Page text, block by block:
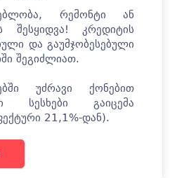
რემონტი ან
შესყიდვა!
კრედიტის
და გაუმჯობესებული
შეგიძლიათ.
უძრავი ქონებით
სესხები გაიცემა
21,1%-დან).